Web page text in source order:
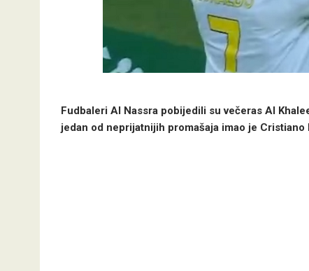
Fudbaleri Al Nassra pobijedili su večeras Al
jedan od neprijatnijih promašaja imao je Cristiano